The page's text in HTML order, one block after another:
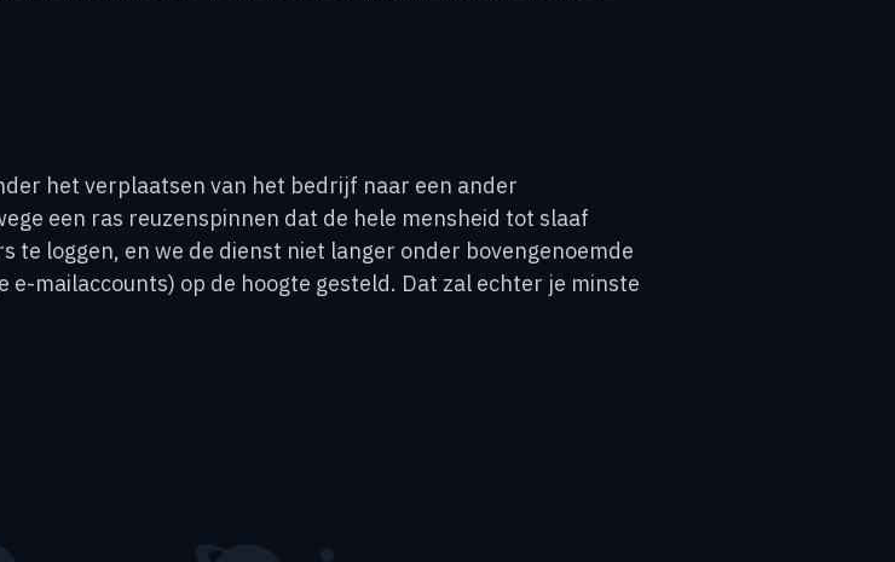
het verplaatsen van het bedrijf naar een ander
een ras reuzenspinnen dat de hele mensheid tot slaaf
te loggen, en we de dienst niet langer onder bovengenoemde
mailaccounts) op de hoogte gesteld. Dat zal echter je minste